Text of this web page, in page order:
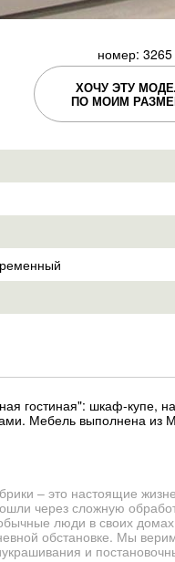
номер: 3265
ХОЧУ ЭТУ
ПО МОИМ
гостиная": шкаф-
Мебель выполнена из
– это настоящие
через сложную
люди в своих
обстановке. Мы
и